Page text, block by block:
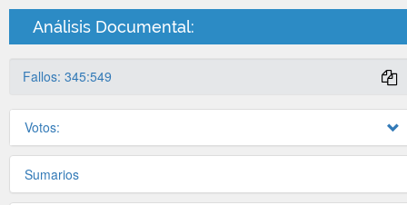
Análisis Documental:
Fallos: 345:549
Votos:
Sumarios